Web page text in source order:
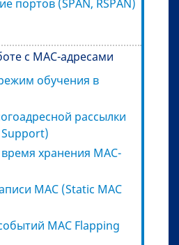
портов (SPAN, RSPAN)
с МAC-адресами
обучения в
рассылки
хранения MAC-
MAC (Static MAC
MAC Flapping